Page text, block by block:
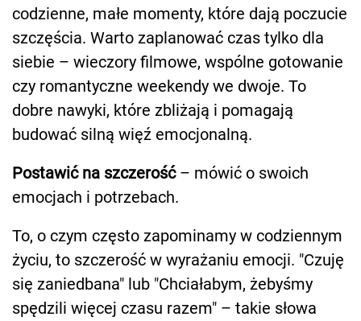
codzienne, małe momenty, które dają poczucie
szczęścia. Warto zaplanować czas tylko dla
siebie – wieczory filmowe, wspólne gotowanie
czy romantyczne weekendy we dwoje. To
dobre nawyki, które zbliżają i pomagają
budować silną więź emocjonalną.
Postawić na szczerość– mówić o swoich
emocjach i potrzebach.
To, o czym często zapominamy w codziennym
życiu, to szczerość w wyrażaniu emocji. "Czuję
się zaniedbana" lub "Chciałabym, żebyśmy
spędzili więcej czasu razem" – takie słowa